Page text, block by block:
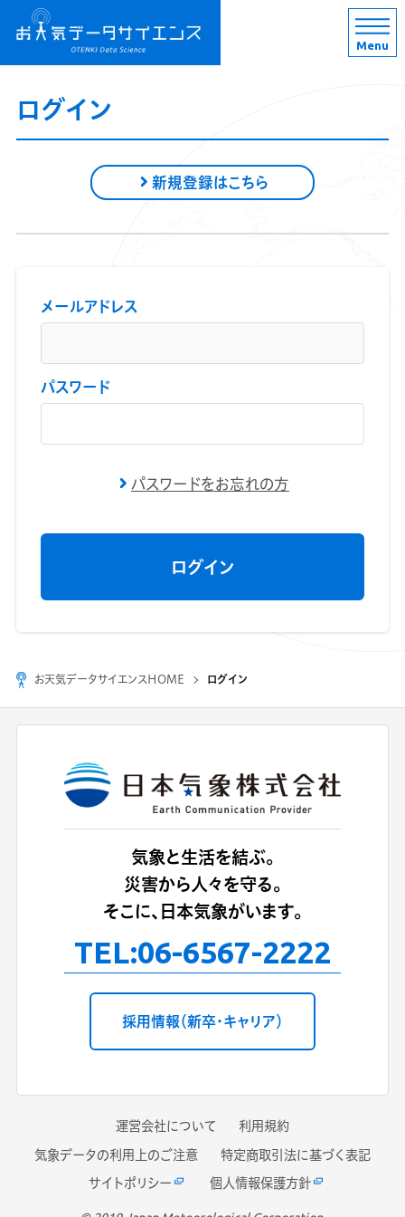
Menu
ログイン
新規登録はこちら
メールアドレス
パスワード
パスワードをお忘れの方
お天気データサイエンスHOME ログイン
気象と生活を結ぶ。
災害から人々を守る。
そこに、日本気象がいます。
TEL:06-6567-2222
採用情報（新卒・キャリア）
運営会社について
利用規約
気象データの利用上のご注意
特定商取引法に基づく表記
サイトポリシー
個人情報保護方針